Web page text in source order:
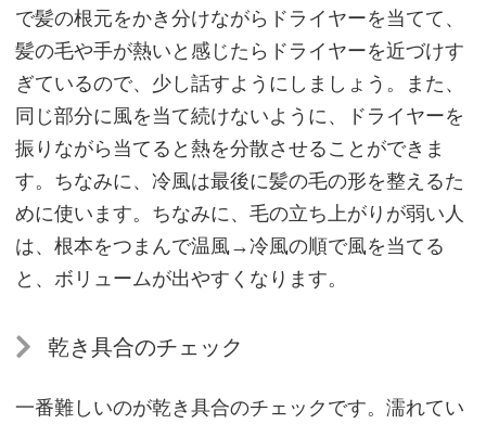
頭
皮
ケ
ア
に
効
果
的
な
ャ
プ
で髪の根元をかき分けながらドライヤーを当てて、
髪の毛や手が熱いと感じたらドライヤーを近づけす
ぎているので、少し話すようにしましょう。また、
同じ部分に風を当て続けないように、ドライヤーを
振りながら当てると熱を分散させることができま
す。ちなみに、冷風は最後に髪の毛の形を整えるた
めに使います。ちなみに、毛の立ち上がりが弱い人
は、根本をつまんで温風→冷風の順で風を当てる
と、ボリュームが出やすくなります。
乾き具合のチェック
一番難しいのが乾き具合のチェックです。濡れてい